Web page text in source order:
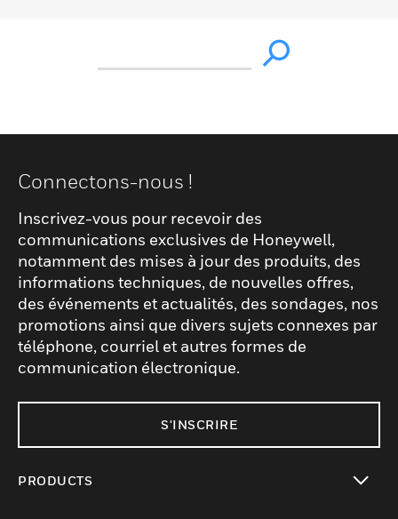
Connectons-nous !
Inscrivez-vous pour recevoir des
communications exclusives de Honeywell,
notamment des mises à jour des produits, des
informations techniques, de nouvelles offres,
des événements et actualités, des sondages, nos
promotions ainsi que divers sujets connexes par
téléphone, courriel et autres formes de
communication électronique.
S'INSCRIRE
PRODUCTS